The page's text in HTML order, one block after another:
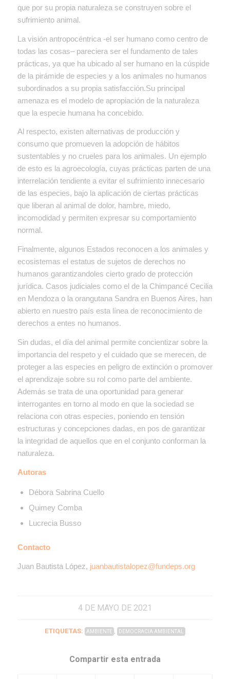
que por su propia naturaleza se construyen sobre el
sufrimiento animal.
La visión antropocéntrica -el ser humano como centro de
todas las cosas– pareciera ser el fundamento de tales
prácticas, ya que ha ubicado al ser humano en la cúspide
de la pirámide de especies y a los animales no humanos
subordinados a su propia satisfacción.Su principal
amenaza es el modelo de apropiación de la naturaleza
que la especie humana ha concebido.
Al respecto, existen alternativas de producción y
consumo que promueven la adopción de hábitos
sustentables y no crueles para los animales. Un ejemplo
de esto es la agroecología, cuyas prácticas parten de una
interrelación tendiente a evitar el sufrimiento innecesario
de las especies, bajo la aplicación de ciertas prácticas
que liberan al animal de dolor, hambre, miedo,
incomodidad y permiten expresar su comportamiento
normal.
Finalmente, algunos Estados reconocen a los animales y
ecosistemas el estatus de sujetos de derechos no
humanos garantizandoles cierto grado de protección
jurídica. Casos judiciales como el de la Chimpancé Cecilia
en Mendoza o la orangutana Sandra en Buenos Aires, han
abierto en nuestro país esta línea de reconocimiento de
derechos a entes no humanos.
Sin dudas, el día del animal permite concientizar sobre la
importancia del respeto y el cuidado que se merecen, de
proteger a las especies en peligro de extinción o promover
el aprendizaje sobre su rol como parte del ambiente.
Además se trata de una oportunidad para generar
interrogantes en torno al modo en que la sociedad se
relaciona con otras especies, poniendo en tensión
estructuras y concepciones dadas, en pos de garantizar
la integridad de aquellos que en el conjunto conforman la
naturaleza.
Autoras
Débora Sabrina Cuello
Quimey Comba
Lucrecia Busso
Contacto
Juan Bautista López, juanbautistalopez@fundeps.org
4 DE MAYO DE 2021
ETIQUETAS: AMBIENTE , DEMOCRACIA AMBIENTAL
Compartir esta entrada